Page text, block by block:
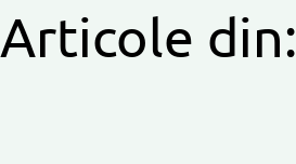
Articole din: